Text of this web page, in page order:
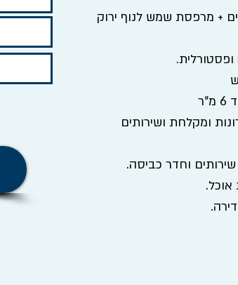
ברחוב הכפר, דירת 4 חדרים + מרפסת שמש לנוף ירוק
ומקלחת ושירותים
אוכל.